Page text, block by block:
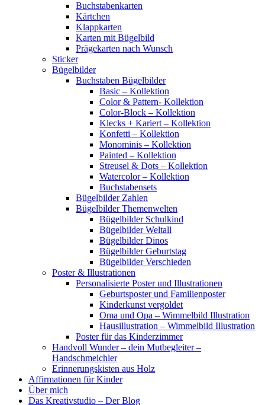
Buchstabenkarten
Kärtchen
Klappkarten
Karten mit Bügelbild
Prägekarten nach Wunsch
Sticker
Bügelbilder
Buchstaben Bügelbilder
Basic – Kollektion
Color & Pattern- Kollektion
Color-Block – Kollektion
Klecks + Kariert – Kollektion
Konfetti – Kollektion
Monominis – Kollektion
Painted – Kollektion
Streusel & Dots – Kollektion
Watercolor – Kollektion
Buchstabensets
Bügelbilder Zahlen
Bügelbilder Themenwelten
Bügelbilder Schulkind
Bügelbilder Weltall
Bügelbilder Dinos
Bügelbilder Geburtstag
Bügelbilder Verschieden
Poster & Illustrationen
Personalisierte Poster und Illustrationen
Geburtsposter und Familienposter
Kinderkunst vergoldet
Oma und Opa – Wimmelbild Illustration
Hausillustration – Wimmelbild Illustration
Poster für das Kinderzimmer
Handvoll Wunder – dein Mutbegleiter –
Handschmeichler
Erinnerungskisten aus Holz
Affirmationen für Kinder
Über mich
Das Kreativstudio – Der Blog